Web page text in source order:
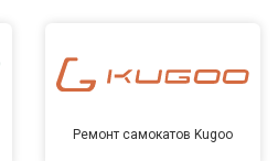
Ремонт самокатов Kugoo